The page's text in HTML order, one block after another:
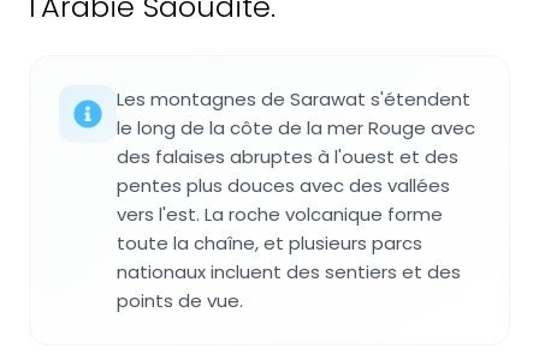
Les montagnes de Sarawat s'étendent
le long de la côte de la mer Rouge avec
des falaises abruptes à l'ouest et des
pentes plus douces avec des vallées
vers l'est. La roche volcanique forme
toute la chaîne, et plusieurs parcs
nationaux incluent des sentiers et des
points de vue.